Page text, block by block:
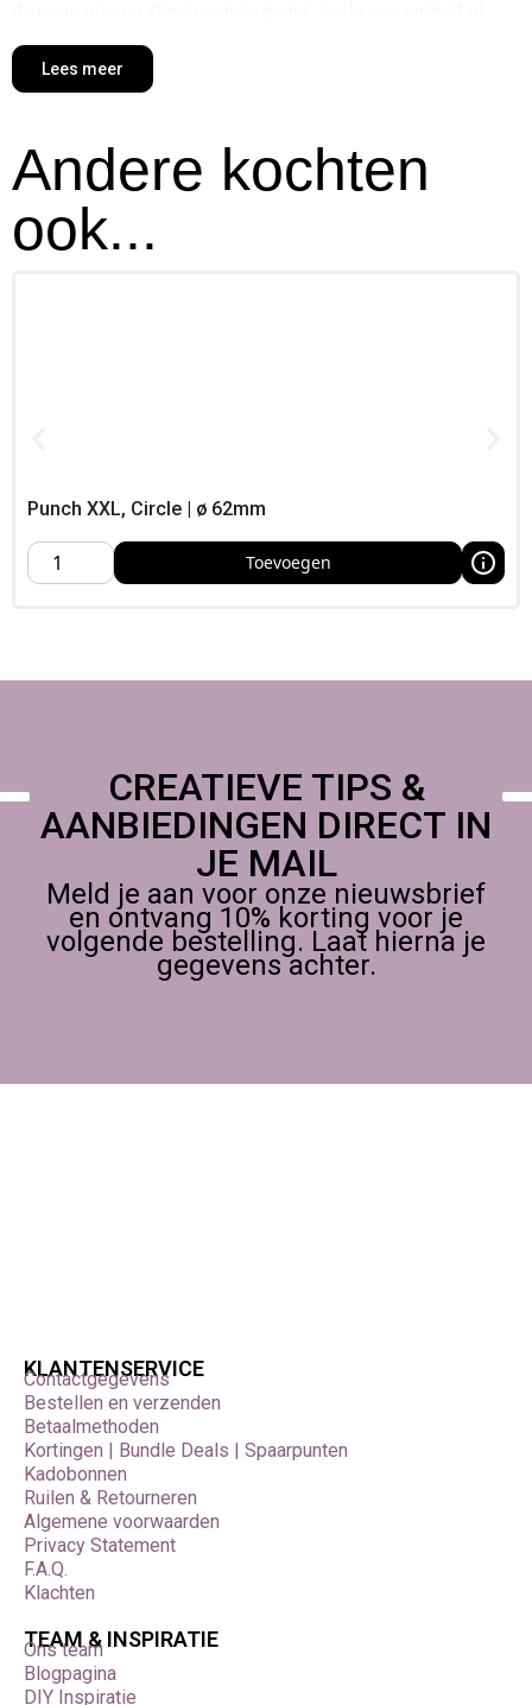
Creatieve tip:
Combineer met foamvellen, rubber, leer of
kurk uit ons assortiment voor eindeloos veel mogelijkheden,
Lees meer
Andere kochten
ook...
Punch XXL, Circle | ø 62mm
Toevoegen
CREATIEVE TIPS &
AANBIEDINGEN DIRECT IN
JE MAIL
Meld je aan voor onze nieuwsbrief
en ontvang 10% korting voor je
volgende bestelling. Laat hierna je
gegevens achter.
KLANTENSERVICE
Contactgegevens
Bestellen en verzenden
Betaalmethoden
Kortingen | Bundle Deals | Spaarpunten
Kadobonnen
Ruilen & Retourneren
Algemene voorwaarden
Privacy Statement
F.A.Q.
Klachten
TEAM & INSPIRATIE
Ons team
Blogpagina
DIY Inspiratie